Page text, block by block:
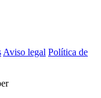
Aviso legal Política de